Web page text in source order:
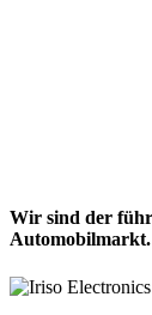
Wir sind der
Automobilmarkt.